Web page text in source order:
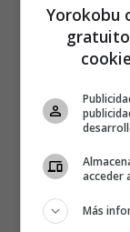
Yorokobu
acceder
Más